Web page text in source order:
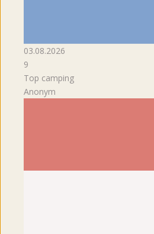
03.08.2026
9
Top camping
Anonym